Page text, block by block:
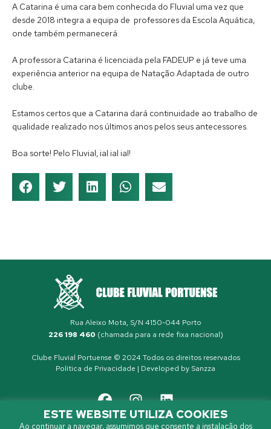
A Catarina é uma cara bem conhecida do Fluvial uma vez que
desde 2018 integra a equipa de professores da Escola Aquática,
onde também permanecerá.
A professora Catarina é licenciada pela FADEUP e já teve uma
experiência anterior na equipa de Natação Adaptada de outro
clube.
Estamos certos que a Catarina dará continuidade ao trabalho de
qualidade realizado nos últimos anos pelos seus antecessores.
Boa sorte! Pelo Fluvial, ial ial ial!
Rua Aleixo Mota, S/N 4150-044 Porto
226 198 460 (chamada para a rede fixa nacional)
Clube Fluvial Portuense © 2024 Todos os direitos reservados
Política de Privacidade | Developed by Sanzza
ESTE WEBSITE UTILIZA COOKIES
Ao continuar a navegar, assumimos que consente a instalação dos